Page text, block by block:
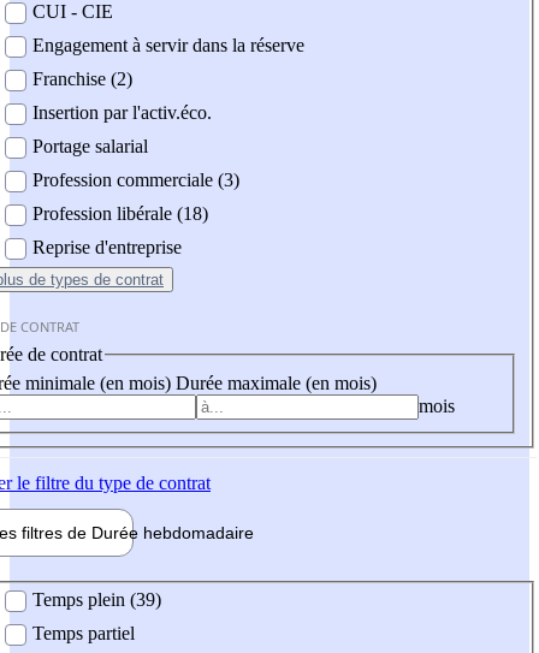
CUI - CIE
Engagement à servir dans la réserve
Franchise (2)
Insertion par l'activ.éco.
Portage salarial
Profession commerciale (3)
Profession libérale (18)
Reprise d'entreprise
de types de contrat
CONTRAT
de contrat
minimale (en mois) Durée maximale (en mois)
mois
le filtre du type de contrat
filtres de Durée hebdomadaire
Temps plein (39)
Temps partiel